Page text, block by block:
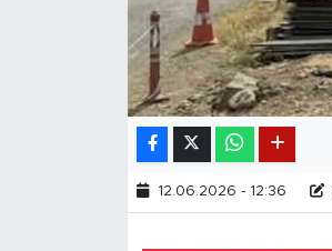
12.06.2026 - 12:36